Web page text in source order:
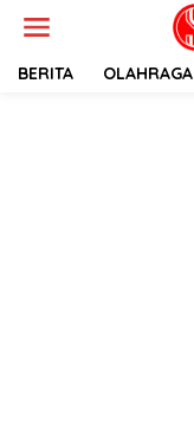
BERITA OLAHRAGA